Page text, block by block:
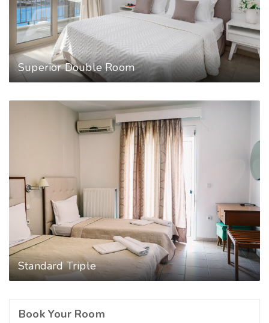
Superior Double Room
Standard Triple
Book Your Room